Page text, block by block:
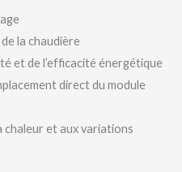
la chaudière
et de l’efficacité énergétique
direct du module
et aux variations